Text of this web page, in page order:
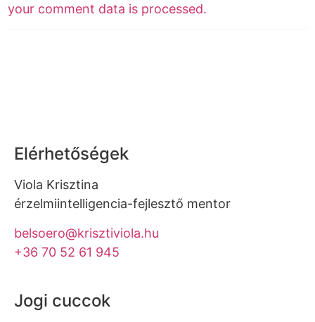
your comment data is processed.
Elérhetőségek
Viola Krisztina
érzelmiintelligencia-fejlesztő mentor
belsoero@krisztiviola.hu
+36 70 52 61 945
Jogi cuccok